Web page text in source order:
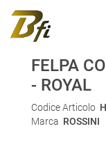
FELPA
- ROYAL
Codice Articolo
Marca ROSSINI